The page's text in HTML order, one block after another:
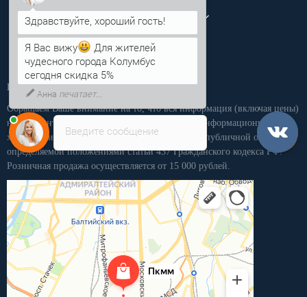
Личный кабинет
Производственная компания «ПКММ»
Обращаем Ваше внимание на то, что вся информация (включая цены)
на этом интернет-сайте носит исключительно информационный
характер, и ни при каких условиях не является публичной офертой,
определяемой положениями статьи 437 Гражданского кодекса РФ.
Розничная продажа осуществляется от 15 000 рублей.
Введите сообщение
Я Вас вижу
Для жителей
чудесного города Колумбус
сегодня скидка 5%
Анна печатает...